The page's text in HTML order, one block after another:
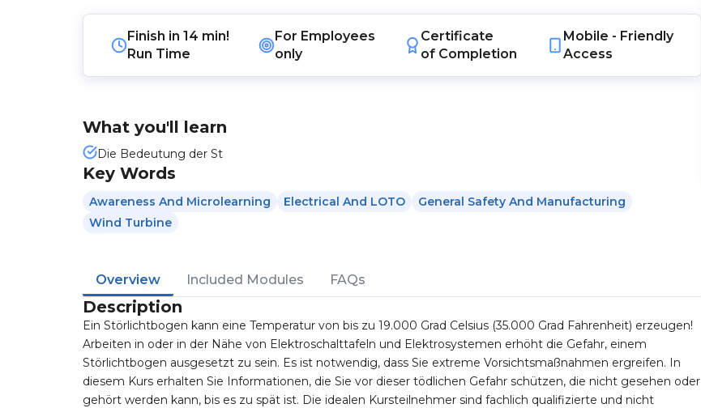
Finish in14 min!
Run Time
For Employees
only
Certificate
of Completion
Mobile - Friendly
Access
What you'll learn
Die Bedeutung der St
Key Words
Awareness And Microlearning Electrical And LOTO
General Safety And Manufacturing
Wind Turbine
Overview Included Modules FAQs
Description
Ein Störlichtbogen kann eine Temperatur von bis zu 19.000 Grad Celsius (35.000 Grad Fahrenheit) erzeugen!
Arbeiten in oder in der Nähe von Elektroschalttafeln und Elektrosystemen erhöht die Gefahr, einem
Störlichtbogen ausgesetzt zu sein. Es ist notwendig, dass Sie extreme Vorsichtsmaßnahmen ergreifen. In
diesem Kurs erhalten Sie Informationen, die Sie vor dieser tödlichen Gefahr schützen, die nicht gesehen oder
gehört werden kann, bis es zu spät ist. Die idealen Kursteilnehmer sind fachlich qualifizierte und nicht